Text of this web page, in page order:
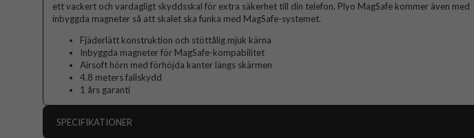
ett vackert och vardagligt skyddsskal för extra säkerhet till din telefon. Plyo MagSafe kommer även med
inbyggda magneter så att skalet ska funka med MagSafe-systemet.
Fjäderlätt konstruktion och stöttålig mjuk kärna
Inbyggda magneter för MagSafe-kompabilitet
Airsoft hörn med förhöjda kanter längs skärmen
4.8 meters fallskydd
1 års garanti
SPECIFIKATIONER